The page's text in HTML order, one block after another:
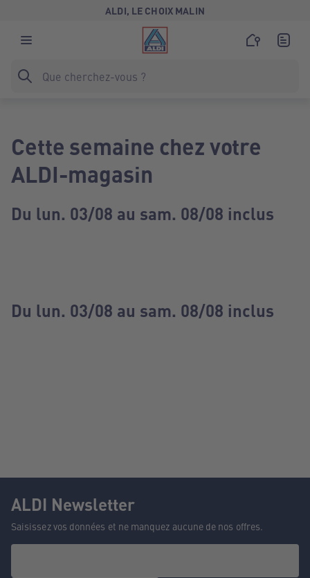
ALDI, LE CHOIX MALIN
Cette semaine chez votre
ALDI-magasin
Du lun. 03/08 au sam. 08/08 inclus
Du lun. 03/08 au sam. 08/08 inclus
ALDI Newsletter
Saisissez vos données et ne manquez aucune de nos offres.